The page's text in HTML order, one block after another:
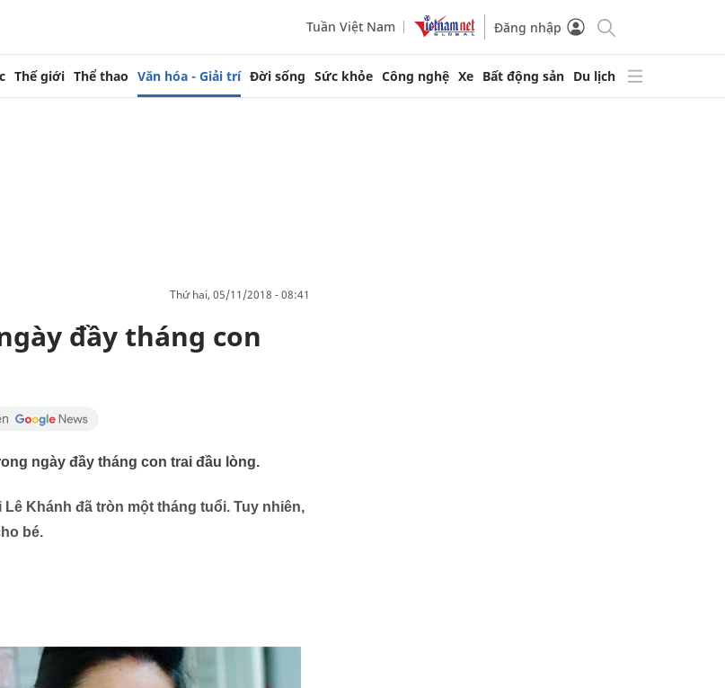
Tuần Việt Nam Đăng nhập
Thế giới Thể thao Văn hóa - Giải trí Đời sống Sức khỏe Công nghệ Xe Bất động sản Du lịch
thứ hai, 05/11/2018 - 08:41
đầy tháng con
ngày đầy tháng con trai đầu lòng.
Khánh đã tròn một tháng tuổi. Tuy nhiên,
bé.